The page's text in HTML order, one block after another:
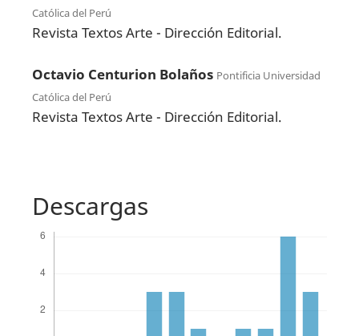
Católica del Perú
Revista Textos Arte - Dirección Editorial.
Octavio Centurion Bolaños Pontificia Universidad
Católica del Perú
Revista Textos Arte - Dirección Editorial.
Descargas